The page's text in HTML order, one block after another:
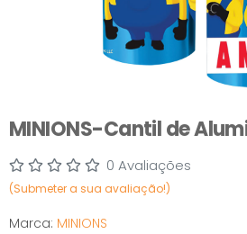
MINIONS-Cantil de
0 Avaliações
(Submeter a sua avaliação!)
Marca: MINIONS